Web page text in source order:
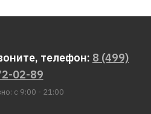
телефон: 8 (499)
02-89
с 9:00 - 21:00